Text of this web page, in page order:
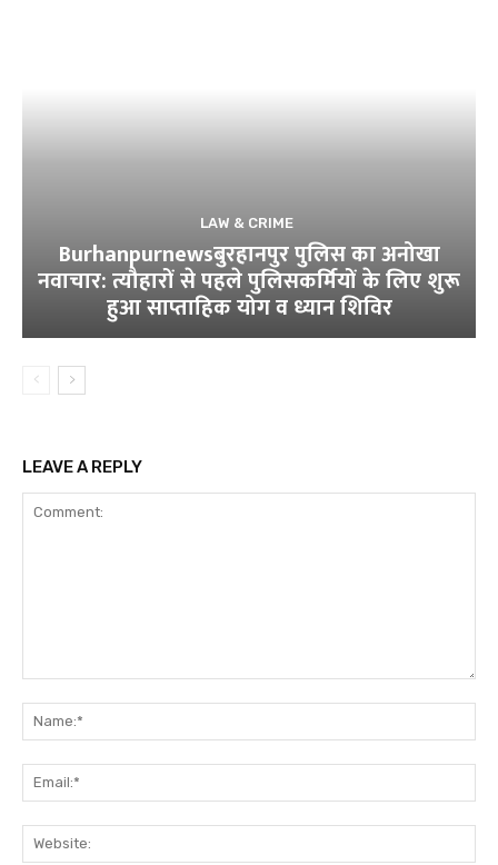
LAW & CRIME
Burhanpurnewsबुरहानपुर पुलिस का अनोखा
नवाचार: त्यौहारों से पहले पुलिसकर्मियों के लिए शुरू
हुआ साप्ताहिक योग व ध्यान शिविर
LEAVE A REPLY